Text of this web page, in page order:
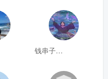
钱串子123